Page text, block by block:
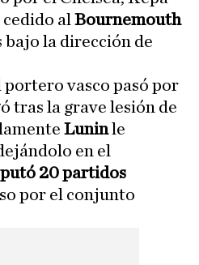
al Bournemouth
bajo la dirección de
portero vasco pasó por
tras la grave lesión de
Luninle
en el
20 partidos
por el conjunto